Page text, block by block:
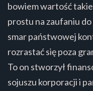
bowiem wartość
prostu na zaufaniu
smar państwowej
rozrastać się poza
To on stworzył
sojuszu korporacji i